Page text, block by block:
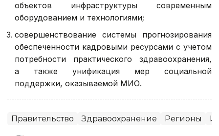
объектов инфраструктуры современным
оборудованием и технологиями;
совершенствование системы прогнозирования
обеспеченности кадровыми ресурсами с учетом
потребности практического здравоохранения,
а также унификация мер социальной
поддержки, оказываемой МИО.
Правительство Здравоохранение Регионы